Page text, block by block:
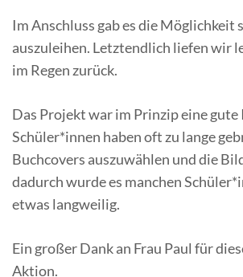
Im Anschluss gab es die Möglichkeit
auszuleihen. Letztendlich liefen wir
im Regen zurück.
Das Projekt war im Prinzip eine gute
Schüler*innen haben oft zu lange
Buchcovers auszuwählen und die
dadurch wurde es manchen
etwas langweilig.
Ein großer Dank an Frau Paul für
Aktion.